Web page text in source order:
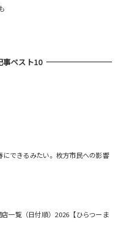
事ベスト10
にできるみたい。枚方市民への影響
一覧（日付順）2026【ひらつーま